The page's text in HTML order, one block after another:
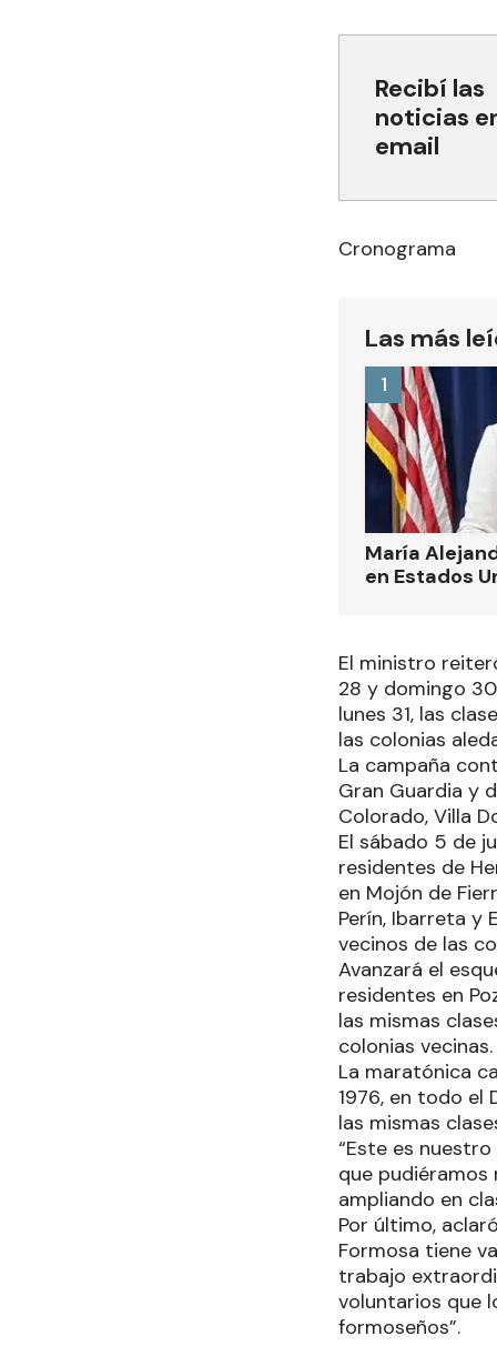
Recibí las
noticias
email
Cronograma
Las más
María
en Estados
1
El ministro
28 y domingo
lunes 31, las
las colonias
La campaña
Gran Guardia y
Colorado, Villa
El sábado 5 de
residentes de
en Mojón de
Perín, Ibarreta y
vecinos de las
Avanzará el
residentes en
las mismas
colonias vecinas.
La maratónica
1976, en todo el
las mismas
“Este es
que pudiéramos
ampliando en
Por último,
Formosa tiene
trabajo
voluntarios que
formoseños”.